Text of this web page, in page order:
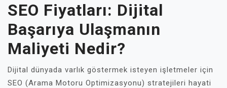
SEO Fiyatları: Dijital
Başarıya Ulaşmanın
Maliyeti Nedir?
Dijital dünyada varlık göstermek isteyen işletmeler için
SEO (Arama Motoru Optimizasyonu) stratejileri hayati